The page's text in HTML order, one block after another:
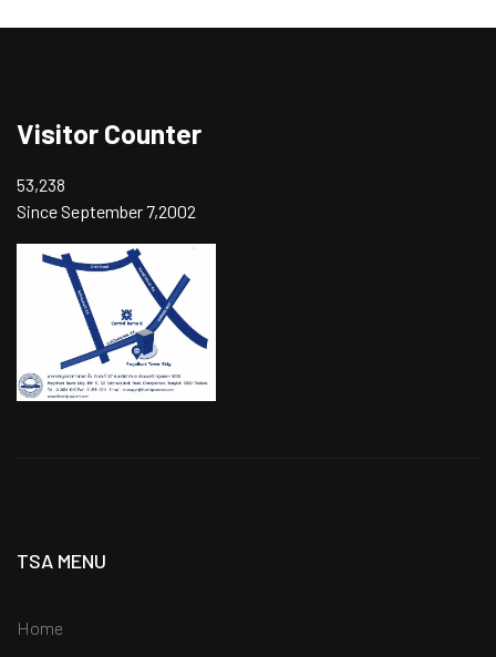
Visitor Counter
53,238
Since September 7,2002
TSA MENU
Home